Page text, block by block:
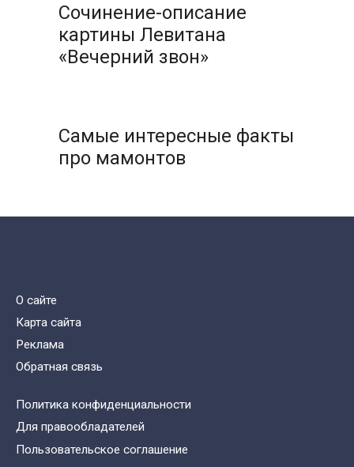
Сочинение-описание
картины Левитана
«Вечерний звон»
Самые интересные факты
про мамонтов
О сайте
Карта сайта
Реклама
Обратная связь
Политика конфиденциальности
Для правообладателей
Пользовательское соглашение